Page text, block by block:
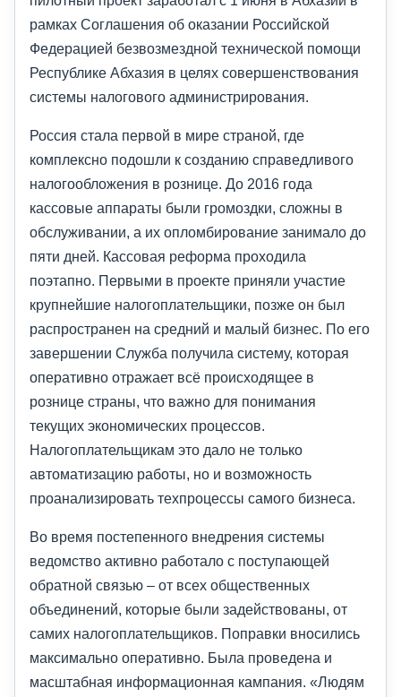
рамках Соглашения об оказании Российской
Федерацией безвозмездной технической помощи
Республике Абхазия в целях совершенствования
системы налогового администрирования.
Россия стала первой в мире страной, где
комплексно подошли к созданию справедливого
налогообложения в рознице. До 2016 года
кассовые аппараты были громоздки, сложны в
обслуживании, а их опломбирование занимало до
пяти дней. Кассовая реформа проходила
поэтапно. Первыми в проекте приняли участие
крупнейшие налогоплательщики, позже он был
распространен на средний и малый бизнес. По его
завершении Служба получила систему, которая
оперативно отражает всё происходящее в
рознице страны, что важно для понимания
текущих экономических процессов.
Налогоплательщикам это дало не только
автоматизацию работы, но и возможность
проанализировать техпроцессы самого бизнеса.
Во время постепенного внедрения системы
ведомство активно работало с поступающей
обратной связью – от всех общественных
объединений, которые были задействованы, от
самих налогоплательщиков. Поправки вносились
максимально оперативно. Была проведена и
масштабная информационная кампания. «Людям